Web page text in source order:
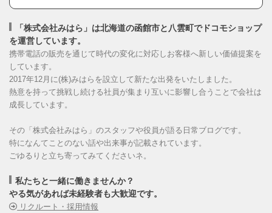
「株式会社みはら」は北海道の函館市と八雲町でドコモショップ
を運営しています。
携帯電話の販売を通じて時代の変化に対応しお客様へ新しい価値提案を
しています。
2017年12月に(株)みはらを設立して新たな出発をいたしました。
熱意を持って挑戦し続ける社員が集まり互いに影響し合うことで会社は
成長しています。
その「株式会社みはら」のスタッフや役員が語る日常ブログです。
特になんてことのない話や出来事が記載されています。
ごゆるりと立ち寄ってみてくださいネ。
私たちと一緒に働きませんか？
やる気があれば未経験者も大歓迎です。
リクルート・採用情報